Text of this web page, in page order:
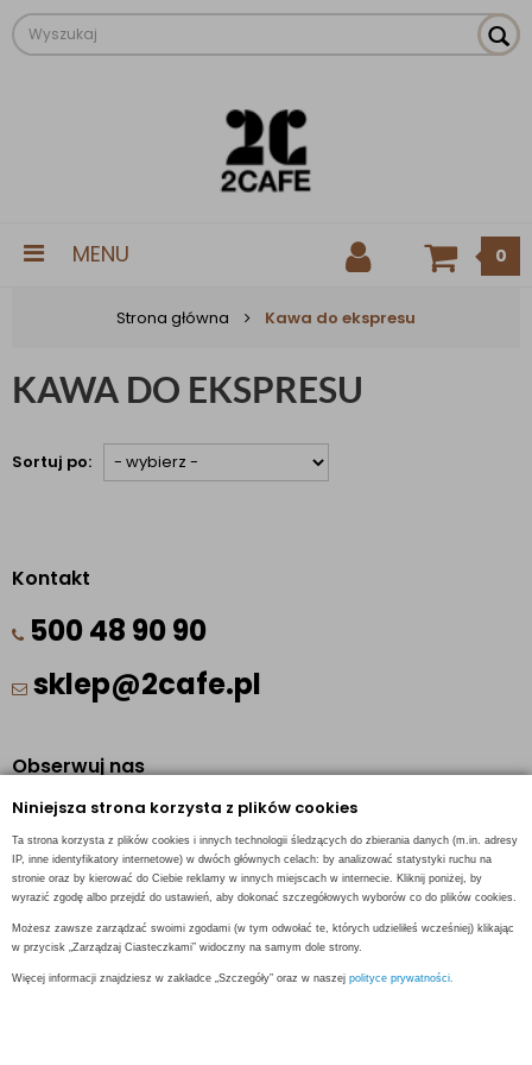
Niniejsza strona korzysta z plików cookies
Ta strona korzysta z plików cookies i innych technologii śledzących do zbierania danych (m.in. adresy
IP, inne identyfikatory internetowe) w dwóch głównych celach: by analizować statystyki ruchu na
stronie oraz by kierować do Ciebie reklamy w innych miejscach w internecie. Kliknij poniżej, by
wyrazić zgodę albo przejdź do ustawień, aby dokonać szczegółowych wyborów co do plików cookies.
Możesz zawsze zarządzać swoimi zgodami (w tym odwołać te, których udzieliłeś wcześniej) klikając
w przycisk „Zarządzaj Ciasteczkami” widoczny na samym dole strony.
Więcej informacji znajdziesz w zakładce „Szczegóły” oraz w naszej polityce prywatności.
MENU 0
Strona główna Kawa do ekspresu
KAWA DO EKSPRESU
Sortuj po:
Kontakt
500 48 90 90
sklep@2cafe.pl
Obserwuj nas
Facebook
Pinterest
Instagram